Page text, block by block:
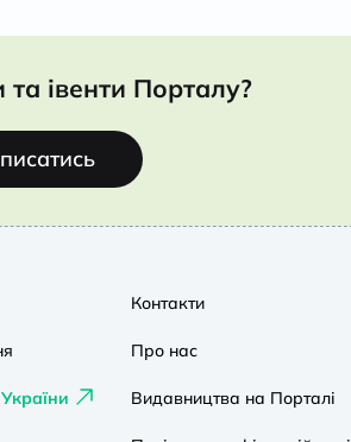
івенти Порталу?
України
Контакти
Про нас
Видавництва на Порталі